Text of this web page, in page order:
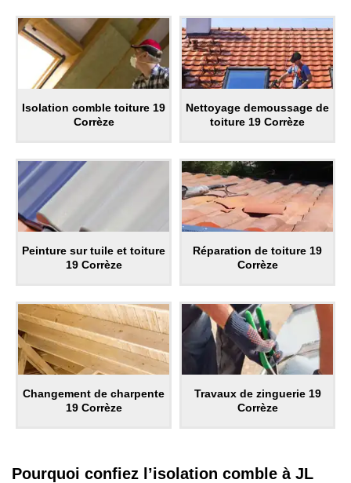
Isolation comble toiture 19
Corrèze
Nettoyage demoussage de
toiture 19 Corrèze
Peinture sur tuile et toiture
19 Corrèze
Réparation de toiture 19
Corrèze
Changement de charpente
19 Corrèze
Travaux de zinguerie 19
Corrèze
Pourquoi confiez l’isolation comble à JL